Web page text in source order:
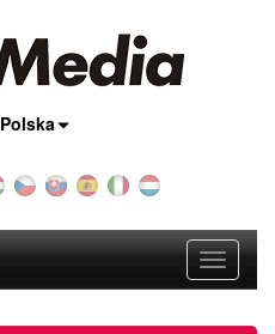
Polska
Toggle